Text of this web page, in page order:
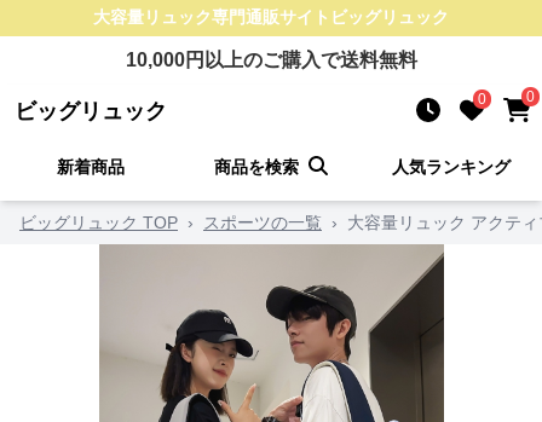
大容量リュック専門通販サイト ビッグリュック
10,000円以上のご購入で送料無料
ビッグリュック 0 0
新着商品 商品を検索 人気ランキング
ビッグリュック TOP › スポーツの一覧 › 大容量リュック アクテ